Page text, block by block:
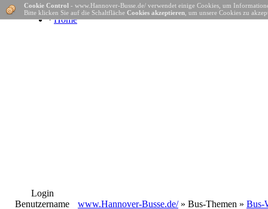
· Home
Login
Benutzername
Cookie Control - www.Hannover-Busse.de/ verwendet einige Cookies, um
Bitte klicken Sie auf die Schaltfläche Cookies akzeptieren , um unsere Cookies zu
www.Hannover-Busse.de/» Bus-Themen » Bus-